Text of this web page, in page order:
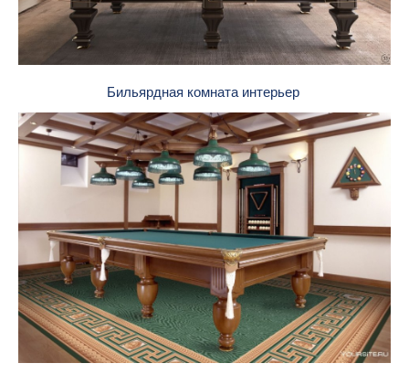
Бильярдная комната интерьер